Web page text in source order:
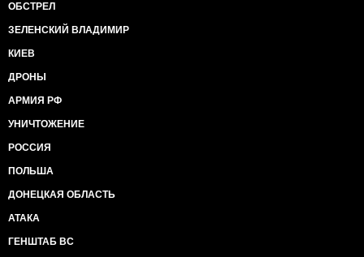
ОБСТРЕЛ
ЗЕЛЕНСКИЙ ВЛАДИМИР
КИЕВ
ДРОНЫ
АРМИЯ РФ
УНИЧТОЖЕНИЕ
РОССИЯ
ПОЛЬША
ДОНЕЦКАЯ ОБЛАСТЬ
АТАКА
ГЕНШТАБ ВС